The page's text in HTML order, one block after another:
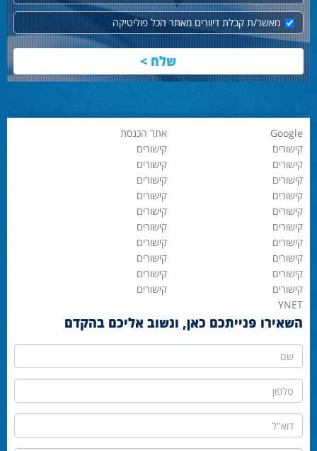
מאשר/ת קבלת דיוורים מאתר הכל פוליטיקה
Google אתר הכנסת
YNET
קישורים קישורים
קישורים קישורים
קישורים קישורים
קישורים קישורים
קישורים קישורים
קישורים קישורים
קישורים קישורים
קישורים קישורים
קישורים קישורים
קישורים קישורים
השאירו פנייתכם כאן, ונשוב אליכם בהקדם
שם
טלפון
דוא"ל